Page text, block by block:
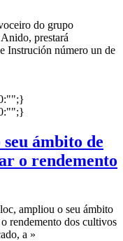
do grupo
prestará
Instrución número un de
ámbito de
o rendemento
ampliou o seu ámbito
rendemento dos cultivos
a »